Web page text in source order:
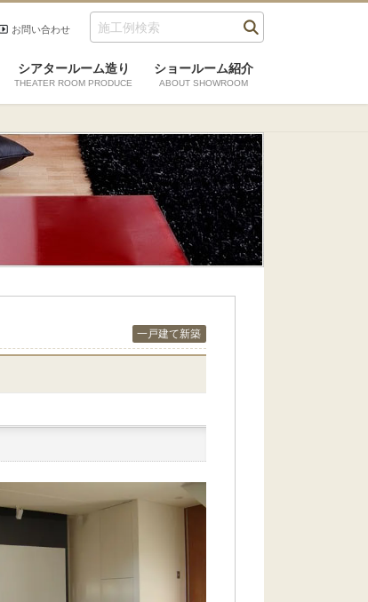
お問い合わせ
シアタールーム造り
THEATER ROOM PRODUCE
ショールーム紹介
ABOUT SHOWROOM
一戸建て新築